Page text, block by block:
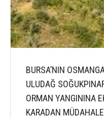
BURSA’NIN
ULUDAĞ
ORMAN YANGININA
KARADAN